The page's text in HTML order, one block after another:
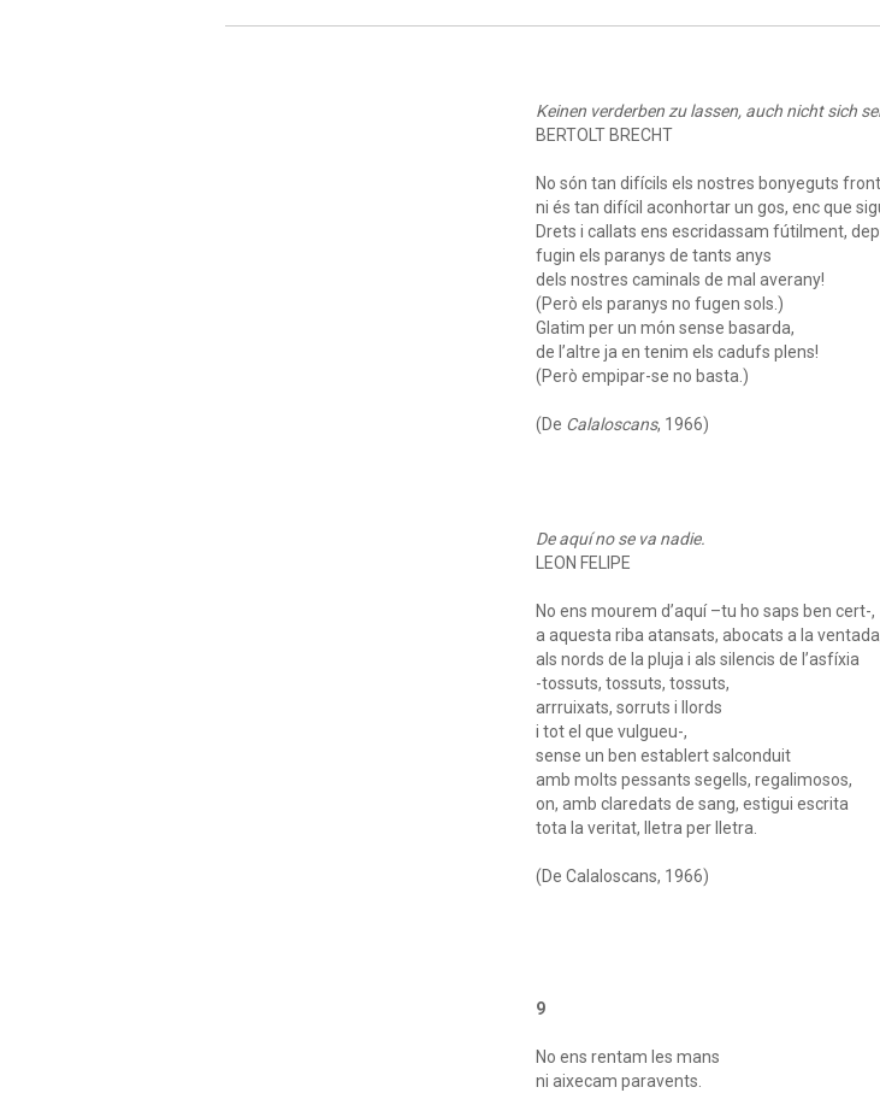
Keinen verderben zu lassen, auch nicht sich
BERTOLT BRECHT
No són tan difícils els nostres bonyeguts
ni és tan difícil aconhortar un gos, enc que
Drets i callats ens escridassam fútilment,
fugin els paranys de tants anys
dels nostres caminals de mal averany!
(Però els paranys no fugen sols.)
Glatim per un món sense basarda,
de l’altre ja en tenim els cadufs plens!
(Però empipar-se no basta.)
(De Calaloscans, 1966)
De aquí no se va nadie.
LEON FELIPE
No ens mourem d’aquí –tu ho saps ben cert-,
a aquesta riba atansats, abocats a la
als nords de la pluja i als silencis de l’asfíxia
-tossuts, tossuts, tossuts,
arrruixats, sorruts i llords
i tot el que vulgueu-,
sense un ben establert salconduit
amb molts pessants segells, regalimosos,
on, amb claredats de sang, estigui escrita
tota la veritat, lletra per lletra.
(De Calaloscans, 1966)
9
No ens rentam les mans
ni aixecam paravents.